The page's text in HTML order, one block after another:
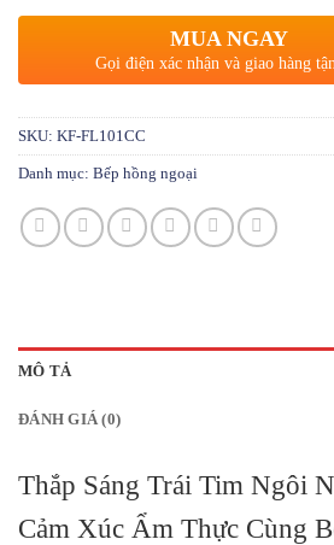
MUA NGAY
Gọi điện xác nhận và giao hàng
SKU: KF-FL101CC
Danh mục: Bếp hồng ngoại
MÔ TẢ
ĐÁNH GIÁ (0)
Thắp Sáng Trái Tim Ngôi
Cảm Xúc Ẩm Thực Cùng